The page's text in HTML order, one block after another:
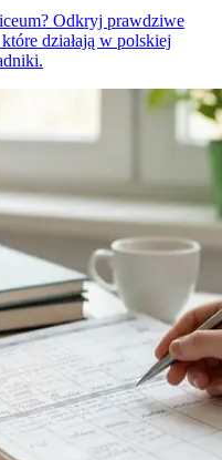
Odkryj prawdziwe
działają w polskiej